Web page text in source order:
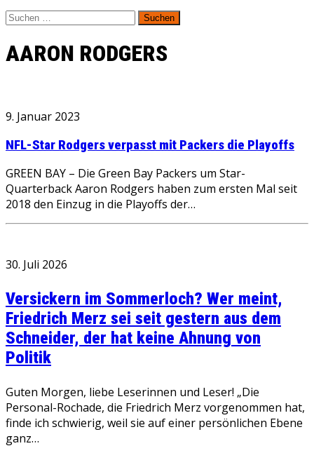
Suchen
nach:
AARON RODGERS
9. Januar 2023
NFL-Star Rodgers verpasst mit Packers die Playoffs
GREEN BAY – Die Green Bay Packers um Star-
Quarterback Aaron Rodgers haben zum ersten Mal seit
2018 den Einzug in die Playoffs der…
30. Juli 2026
Versickern im Sommerloch? Wer meint,
Friedrich Merz sei seit gestern aus dem
Schneider, der hat keine Ahnung von
Politik
Guten Morgen, liebe Leserinnen und Leser! „Die
Personal-Rochade, die Friedrich Merz vorgenommen hat,
finde ich schwierig, weil sie auf einer persönlichen Ebene
ganz…